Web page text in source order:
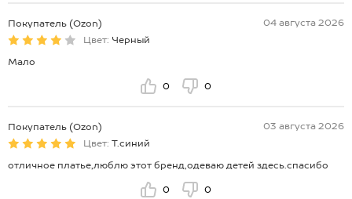
Покупатель (Ozon)
04 августа 2026
Цвет: Черный
Мало
0 0
Покупатель (Ozon)
03 августа 2026
Цвет: Т.синий
отличное платье,люблю этот бренд,одеваю детей здесь.спасибо
0 0